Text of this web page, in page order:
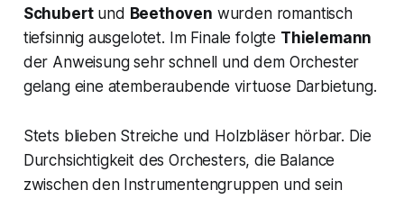
Schubertund Beethoven wurden romantisch
tiefsinnig ausgelotet. Im Finale folgte Thielemann
der Anweisung sehr schnell und dem Orchester
gelang eine atemberaubende virtuose Darbietung.
Stets blieben Streiche und Holzbläser hörbar. Die
Durchsichtigkeit des Orchesters, die Balance
zwischen den Instrumentengruppen und sein